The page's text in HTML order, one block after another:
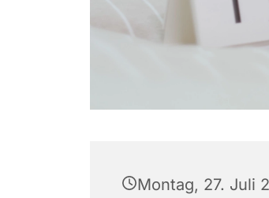
Montag, 27. Juli